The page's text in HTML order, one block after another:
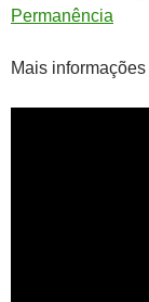
Permanência
Mais